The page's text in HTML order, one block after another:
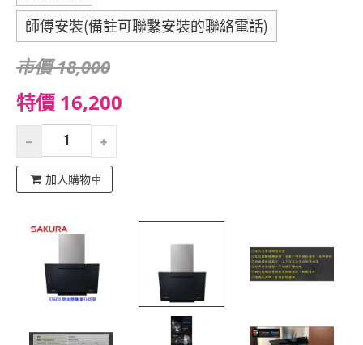
師傅安裝(備註可聯繫安裝的聯絡電話)
市價 18,000
特價 16,200
加入購物車